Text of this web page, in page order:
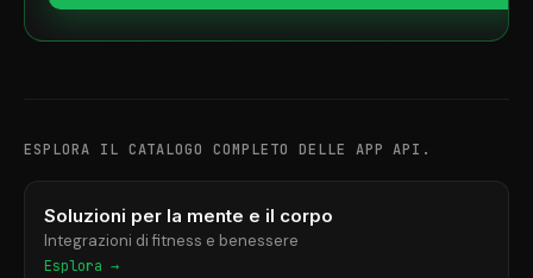
ESPLORA IL CATALOGO COMPLETO DELLE APP API.
Soluzioni per la mente e il corpo
Integrazioni di fitness e benessere
Esplora →